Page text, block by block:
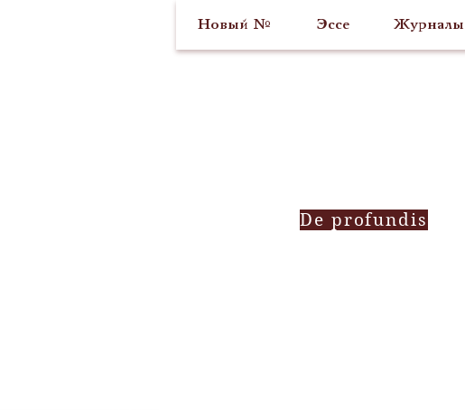
Новый № Эссе Журналы
De profundis